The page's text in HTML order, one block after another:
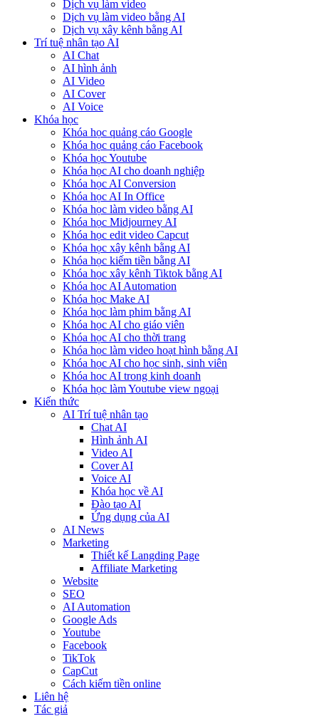
Dịch vụ làm video
Dịch vụ làm video bằng AI
Dịch vụ xây kênh bằng AI
Trí tuệ nhân tạo AI
AI Chat
AI hình ảnh
AI Video
AI Cover
AI Voice
Khóa học
Khóa học quảng cáo Google
Khóa học quảng cáo Facebook
Khóa học Youtube
Khóa học AI cho doanh nghiệp
Khóa học AI Conversion
Khóa học AI In Office
Khóa học làm video bằng AI
Khóa học Midjourney AI
Khóa học edit video Capcut
Khóa học xây kênh bằng AI
Khóa học kiếm tiền bằng AI
Khóa học xây kênh Tiktok bằng AI
Khóa học AI Automation
Khóa học Make AI
Khóa học làm phim bằng AI
Khóa học AI cho giáo viên
Khóa học AI cho thời trang
Khóa học làm video hoạt hình bằng AI
Khóa học AI cho học sinh, sinh viên
Khóa hoc AI trong kinh doanh
Khóa học làm Youtube view ngoại
Kiến thức
AI Trí tuệ nhân tạo
Chat AI
Hình ảnh AI
Video AI
Cover AI
Voice AI
Khóa học về AI
Đào tạo AI
Ứng dụng của AI
AI News
Marketing
Thiết kế Langding Page
Affiliate Marketing
Website
SEO
AI Automation
Google Ads
Youtube
Facebook
TikTok
CapCut
Cách kiếm tiền online
Liên hệ
Tác giả